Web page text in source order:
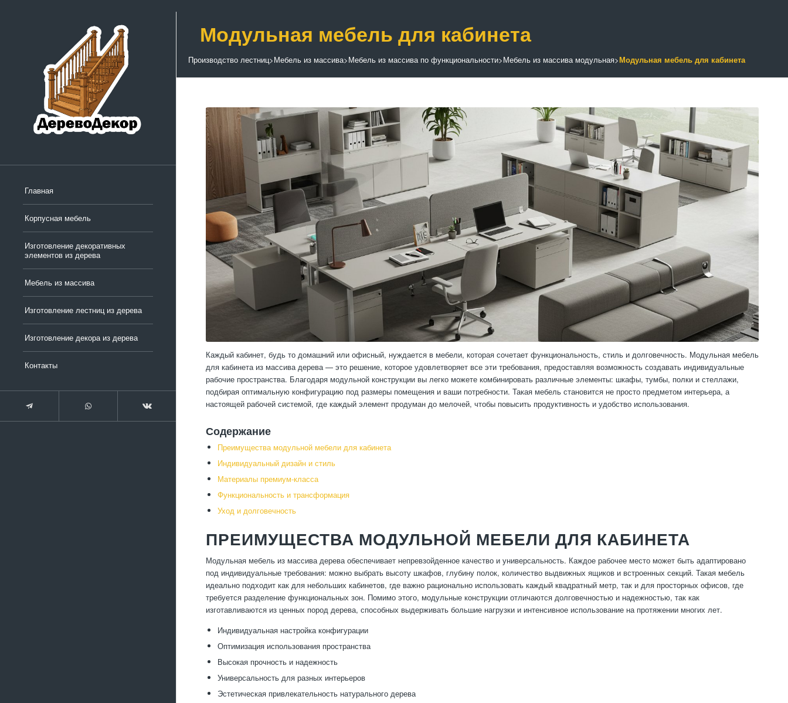
Главная
Корпусная мебель
Изготовление декоративных
элементов из дерева
Мебель из массива
Изготовление лестниц из дерева
Изготовление декора из дерева
Контакты
Модульная мебель для кабинета
Производство лестниц>Мебель из массива>Мебель из массива по функциональности>Мебель из массива модульная>Модульная мебель для кабинета
Каждый кабинет, будь то домашний или офисный, нуждается в мебели, которая сочетает функциональность, стиль и долговечность. Модульная мебель
для кабинета из массива дерева — это решение, которое удовлетворяет все эти требования, предоставляя возможность создавать индивидуальные
рабочие пространства. Благодаря модульной конструкции вы легко можете комбинировать различные элементы: шкафы, тумбы, полки и стеллажи,
подбирая оптимальную конфигурацию под размеры помещения и ваши потребности. Такая мебель становится не просто предметом интерьера, а
настоящей рабочей системой, где каждый элемент продуман до мелочей, чтобы повысить продуктивность и удобство использования.
Содержание
Преимущества модульной мебели для кабинета
Индивидуальный дизайн и стиль
Материалы премиум-класса
Функциональность и трансформация
Уход и долговечность
ПРЕИМУЩЕСТВА МОДУЛЬНОЙ МЕБЕЛИ ДЛЯ КАБИНЕТА
Модульная мебель из массива дерева обеспечивает непревзойденное качество и универсальность. Каждое рабочее место может быть адаптировано
под индивидуальные требования: можно выбрать высоту шкафов, глубину полок, количество выдвижных ящиков и встроенных секций. Такая мебель
идеально подходит как для небольших кабинетов, где важно рационально использовать каждый квадратный метр, так и для просторных офисов, где
требуется разделение функциональных зон. Помимо этого, модульные конструкции отличаются долговечностью и надежностью, так как
изготавливаются из ценных пород дерева, способных выдерживать большие нагрузки и интенсивное использование на протяжении многих лет.
Индивидуальная настройка конфигурации
Оптимизация использования пространства
Высокая прочность и надежность
Универсальность для разных интерьеров
Эстетическая привлекательность натурального дерева